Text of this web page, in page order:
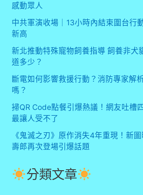
感動眾人
中共軍演收場｜13小時內結束圍台行
新高
新北推動特殊寵物飼養指導 飼養非犬
道多少？
斷電如何影響救援行動？消防專家解
嗎？
掃QR Code點餐引爆熱議！網友吐槽
最讓人受不了
《鬼滅之刃》原作消失4年重現！新
壽郎再次登場引爆話題
分類文章